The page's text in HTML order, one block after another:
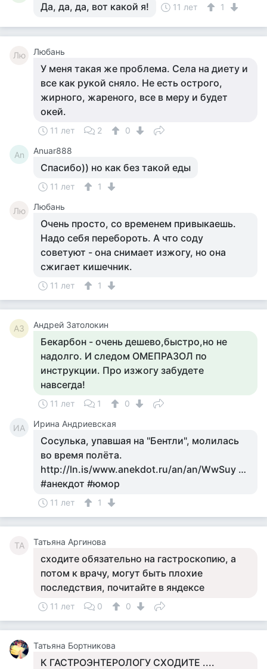
Да, да, да, вот какой я! 11 лет 1
Лю Любань
У меня такая же проблема. Села на диету и
все как рукой сняло. Не есть острого,
жирного, жареного, все в меру и будет
окей.
11 лет 2 0
An Anuar888
Спасибо)) но как без такой еды
11 лет 1
Лю Любань
Очень просто, со временем привыкаешь.
Надо себя перебороть. А что соду
советуют - она снимает изжогу, но она
сжигает кишечник.
11 лет 1
АЗ Андрей Затолокин
Бекарбон - очень дешево,быстро,но не
надолго. И следом ОМЕПРАЗОЛ по
инструкции. Про изжогу забудете
навсегда!
11 лет 1 0
ИА Ирина Андриевская
Сосулька, упавшая на "Бентли", молилась
во время полёта.
http://ln.is/www.anekdot.ru/an/an/WwSuy …
#анекдот #юмор
11 лет 1
ТА Татьяна Аргинова
сходите обязательно на гастроскопию, а
потом к врачу, могут быть плохие
последствия, почитайте в яндексе
11 лет 0 0
Татьяна Бортникова
К ГАСТРОЭНТЕРОЛОГУ СХОДИТЕ ....